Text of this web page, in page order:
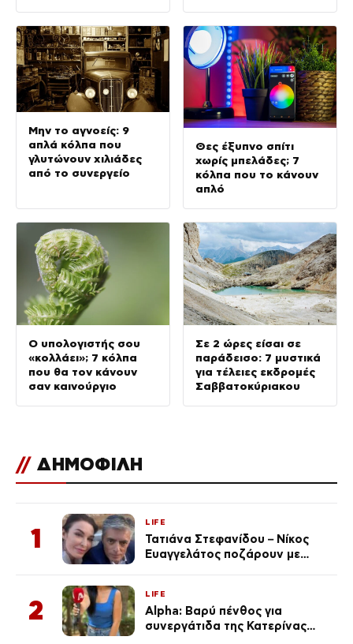
Μην το αγνοείς: 9
απλά κόλπα που
γλυτώνουν χιλιάδες
από το συνεργείο
Θες έξυπνο σπίτι
χωρίς μπελάδες; 7
κόλπα που το κάνουν
απλό
Ο υπολογιστής σου
«κολλάει»; 7 κόλπα
που θα τον κάνουν
σαν καινούργιο
Σε 2 ώρες είσαι σε
παράδεισο: 7 μυστικά
για τέλειες εκδρομές
Σαββατοκύριακου
// ΔΗΜΟΦΙΛΗ
1
LIFE
Τατιάνα Στεφανίδου – Νίκος
Ευαγγελάτος ποζάρουν με
2
LIFE
Alpha: Βαρύ πένθος για
συνεργάτιδα της Κατερίνας